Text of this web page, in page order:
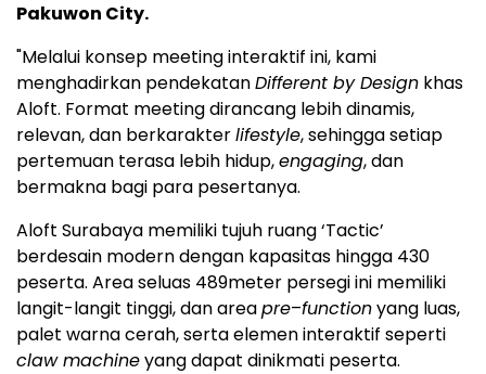
Pakuwon City.
"Melalui konsep meeting interaktif ini, kami
menghadirkan pendekatanDifferent by Design khas
Aloft. Format meeting dirancang lebih dinamis,
relevan, dan berkarakterlifestyle, sehingga setiap
pertemuan terasa lebih hidup,engaging, dan
bermakna bagi para pesertanya.
Aloft Surabaya memiliki tujuh ruang ‘Tactic’
berdesain modern dengan kapasitas hingga 430
peserta. Area seluas 489meter persegi ini memiliki
langit-langit tinggi, dan areapre–functionyang luas,
palet warna cerah, serta elemen interaktif seperti
claw machineyang dapat dinikmati peserta.